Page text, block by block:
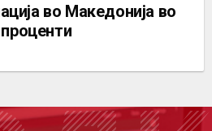
во Македонија во